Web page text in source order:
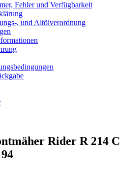
Fehler und Verfügbarkeit
, und Altölverordnung
Rider R 214 C